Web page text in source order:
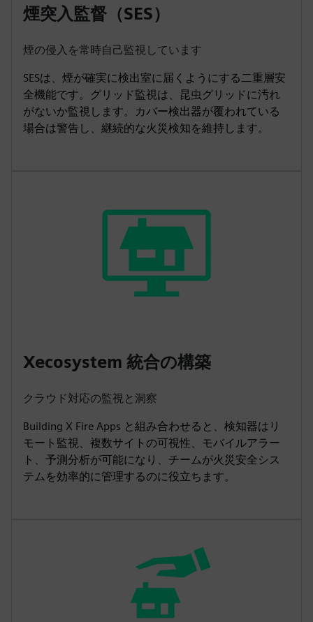
煙突入監督（SES）
煙の侵入を常時自己監視しています
SESは、煙が確実に検出室に届くようにする二重層安
全機能です。グリッド監視は、昆虫グリッドに汚れ
がないか監視します。カバー検出器が覆われている
場合は警告し、継続的な火災検知を維持します。
Xecosystem 統合の構築
クラウド対応の監視と洞察
Building X Fire Apps と組み合わせると、検知器はリ
モート監視、複数サイトの可視性、モバイルアラー
ト、予測分析が可能になり、チームが火災安全シス
テムを効率的に管理するのに役立ちます。